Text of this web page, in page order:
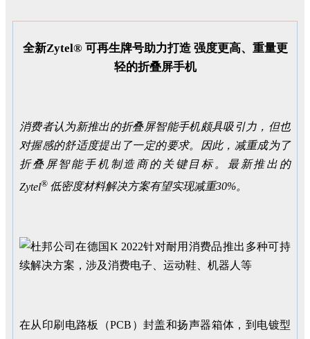
全新Zytel® 可再生牌号助力打造 强度更高、重量更
轻的折叠屏手机
消费者认为新推出的折叠屏智能手机颇具吸引力，但也
对握感的舒适度提出了一定的要求。因此，减重成为了
折叠屏智能手机制造商的关键目标。最新推出的
Zytel® 低密度材料解决方案有望实现减重30%。
在从印刷电路板（PCB）封盖和扬声器箱体，到电镀型